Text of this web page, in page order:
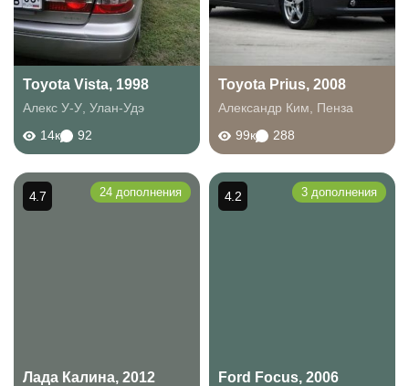
Toyota Vista, 1998
Алекс У-У Улан-Удэ
14к
92
Toyota Prius, 2008
Александр Ким
Пенза
99к
288
Лада Калина, 2012
4.7 24 дополнения
Ford Focus, 2006
4.2 3 дополнения